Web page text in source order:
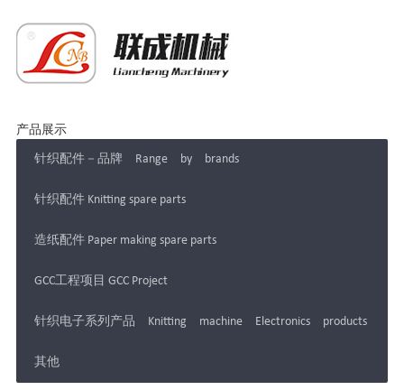
产品展示
针织配件－品牌 Range by brands
针织配件 Knitting spare parts
造纸配件 Paper making spare parts
GCC工程项目 GCC Project
针织电子系列产品 Knitting machine Electronics products
其他